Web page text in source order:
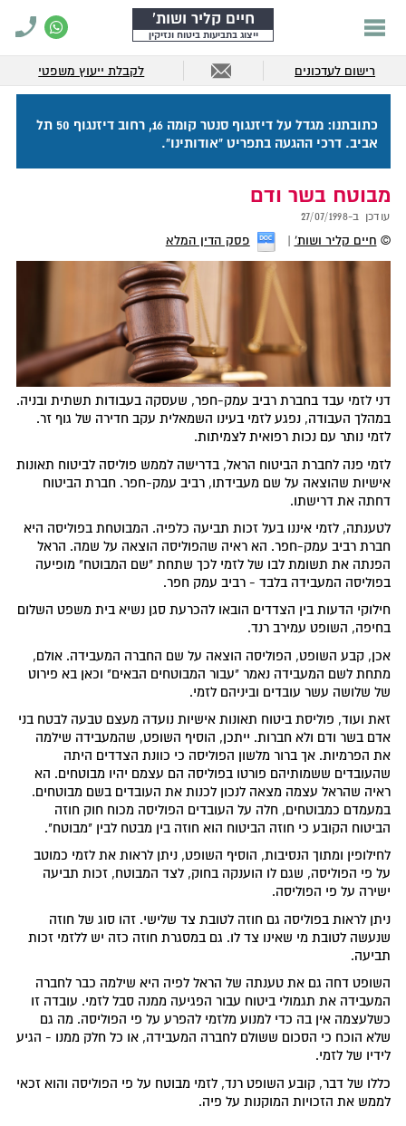
חיים קליר ושות'
ייצוג בתביעות ביטוח ונזיקין
רישום לעדכונים לקבלת ייעוץ משפטי
כתובתנו: מגדל על דיזנגוף סנטר קומה 16, רחוב דיזנגוף 50 תל
אביב. דרכי ההגעה בתפריט "אודותינו".
מבוטח בשר ודם
עודכן ב-27/07/1998
© חיים קליר ושות' פסק הדין המלא
דני לזמי עבד בחברת רביב עמק-חפר, שעסקה בעבודות תשתית ובניה.
במהלך העבודה, נפגע לזמי בעינו השמאלית עקב חדירה של גוף זר.
לזמי נותר עם נכות רפואית לצמיתות.
לזמי פנה לחברת הביטוח הראל, בדרישה לממש פוליסה לביטוח תאונות
אישיות שהוצאה על שם מעבידתו, רביב עמק-חפר. חברת הביטוח
דחתה את דרישתו.
לטענתה, לזמי איננו בעל זכות תביעה כלפיה. המבוטחת בפוליסה היא
חברת רביב עמק-חפר. הא ראיה שהפוליסה הוצאה על שמה. הראל
הפנתה את תשומת לבו של לזמי לכך שתחת "שם המבוטח" מופיעה
בפוליסה המעבידה בלבד - רביב עמק חפר.
חילוקי הדעות בין הצדדים הובאו להכרעת סגן נשיא בית משפט השלום
בחיפה, השופט עמירב רנד.
אכן, קבע השופט, הפוליסה הוצאה על שם החברה המעבידה. אולם,
מתחת לשם המעבידה נאמר "עבור המבוטחים הבאים" וכאן בא פירוט
של שלושה עשר עובדים וביניהם לזמי.
זאת ועוד, פוליסת ביטוח תאונות אישיות נועדה מעצם טבעה לבטח בני
אדם בשר ודם ולא חברות. ייתכן, הוסיף השופט, שהמעבידה שילמה
את הפרמיות. אך ברור מלשון הפוליסה כי כוונת הצדדים היתה
שהעובדים ששמותיהם פורטו בפוליסה הם עצמם יהיו מבוטחים. הא
ראיה שהראל עצמה מצאה לנכון לכנות את העובדים בשם מבוטחים.
במעמדם כמבוטחים, חלה על העובדים הפוליסה מכוח חוק חוזה
הביטוח הקובע כי חוזה הביטוח הוא חוזה בין מבטח לבין "מבוטח".
לחילופין ומתוך הנסיבות, הוסיף השופט, ניתן לראות את לזמי כמוטב
על פי הפוליסה, שגם לו הוענקה בחוק, לצד המבוטח, זכות תביעה
ישירה על פי הפוליסה.
ניתן לראות בפוליסה גם חוזה לטובת צד שלישי. זהו סוג של חוזה
שנעשה לטובת מי שאינו צד לו. גם במסגרת חוזה כזה יש ללזמי זכות
תביעה.
השופט דחה גם את טענתה של הראל לפיה היא שילמה כבר לחברה
המעבידה את תגמולי ביטוח עבור הפגיעה ממנה סבל לזמי. עובדה זו
כשלעצמה אין בה כדי למנוע מלזמי להפרע על פי הפוליסה. מה גם
שלא הוכח כי הסכום ששולם לחברה המעבידה, או כל חלק ממנו - הגיע
לידיו של לזמי.
כללו של דבר, קובע השופט רנד, לזמי מבוטח על פי הפוליסה והוא זכאי
לממש את הזכויות המוקנות על פיה.